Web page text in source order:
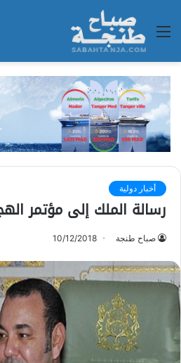
القائمة
أخبار دولية
رسالة الملك إلى مؤتمر
صباح طنجة 10/12/2018